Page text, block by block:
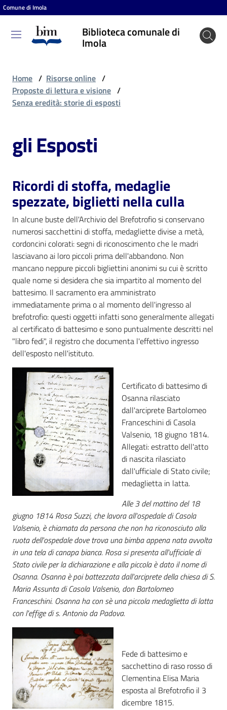
Vai al contenuto
Vai alla navigazione
Vai al footer
Comune di Imola
Biblioteca comunale di
Imola
Biblioteca
comunale
Cosa
fare
Scopri
i
contenuti
Risorse
online
Casa
Piani
Archivio
storico
Decentrate
Patto
lettura
Seguici
su
Catalogo
Home / Risorse online /
Proposte di lettura e visione /
Senza eredità: storie di esposti
gli Esposti
Ricordi di stoffa, medaglie
spezzate, biglietti nella culla
In alcune buste dell'Archivio del Brefotrofio si conservano
numerosi sacchettini di stoffa, medagliette divise a metà,
cordoncini colorati: segni di riconoscimento che le madri
lasciavano ai loro piccoli prima dell'abbandono. Non
mancano neppure piccoli bigliettini anonimi su cui è scritto
quale nome si desidera che sia impartito al momento del
battesimo. Il sacramento era amministrato
immediatamente prima o al momento dell'ingresso al
brefotrofio: questi oggetti infatti sono generalmente allegati
al certificato di battesimo e sono puntualmente descritti nel
"libro fedi", il registro che documenta l'effettivo ingresso
dell'esposto nell'istituto.
Certificato di battesimo di
Osanna rilasciato
dall'arciprete Bartolomeo
Franceschini di Casola
Valsenio, 18 giugno 1814.
Allegati: estratto dell'atto
di nascita rilasciato
dall'ufficiale di Stato civile;
medaglietta in latta.
Alle 3 del mattino del 18
giugno 1814 Rosa Suzzi, che lavora all'ospedale di Casola
Valsenio, è chiamata da persona che non ha riconosciuto alla
ruota dell'ospedale dove trova una bimba appena nata avvolta
in una tela di canapa bianca. Rosa si presenta all'ufficiale di
Stato civile per la dichiarazione e alla piccola è dato il nome di
Osanna. Osanna è poi battezzata dall'arciprete della chiesa di S.
Maria Assunta di Casola Valsenio, don Bartolomeo
Franceschini. Osanna ha con sè una piccola medaglietta di latta
con l'effige di s. Antonio da Padova.
Fede di battesimo e
sacchettino di raso rosso di
Clementina Elisa Maria
esposta al Brefotrofio il 3
dicembre 1815.